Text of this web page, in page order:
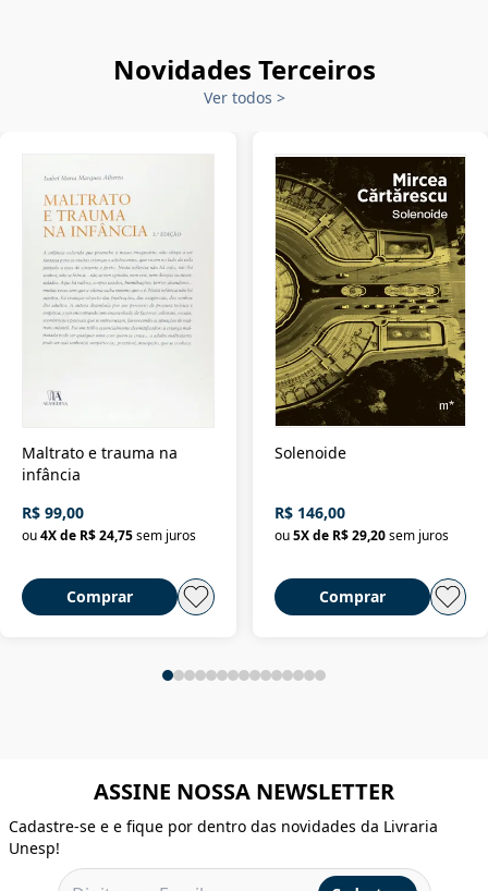
Novidades Terceiros
Ver todos >
Maltrato e trauma na
infância
R$ 99,00
ou4X de R$ 24,75sem juros
Comprar
Solenoide
R$ 146,00
ou 5X de R$ 29,20 sem juros
Comprar
ASSINE NOSSA NEWSLETTER
Cadastre-se e e fique por dentro das novidades da Livraria
Unesp!